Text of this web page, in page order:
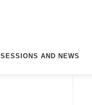
SESSIONS AND NEWS